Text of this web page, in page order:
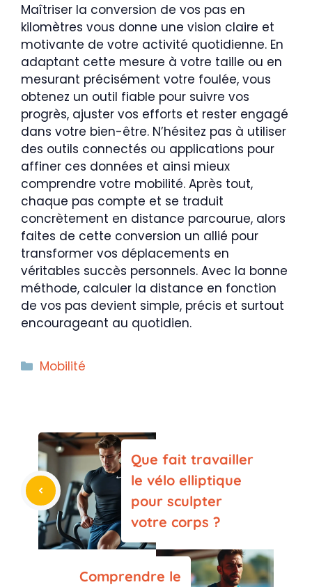
Maîtriser la conversion de vos pas en
kilomètres vous donne une vision claire et
motivante de votre activité quotidienne. En
adaptant cette mesure à votre taille ou en
mesurant précisément votre foulée, vous
obtenez un outil fiable pour suivre vos
progrès, ajuster vos efforts et rester engagé
dans votre bien-être. N’hésitez pas à utiliser
des outils connectés ou applications pour
affiner ces données et ainsi mieux
comprendre votre mobilité. Après tout,
chaque pas compte et se traduit
concrètement en distance parcourue, alors
faites de cette conversion un allié pour
transformer vos déplacements en
véritables succès personnels. Avec la bonne
méthode, calculer la distance en fonction
de vos pas devient simple, précis et surtout
encourageant au quotidien.
Catégories
Mobilité
Que fait travailler
le vélo elliptique
pour sculpter
votre corps ?
Comprendre le